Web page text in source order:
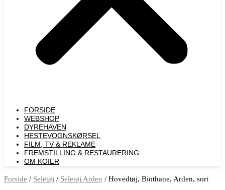
FORSIDE
WEBSHOP
DYREHAVEN
HESTEVOGNSKØRSEL
FILM, TV & REKLAME
FREMSTILLING & RESTAURERING​
OM KOIER
Forside / Seletøj / Seletøj Arden / Hovedtøj, Biothane, Arden, sort